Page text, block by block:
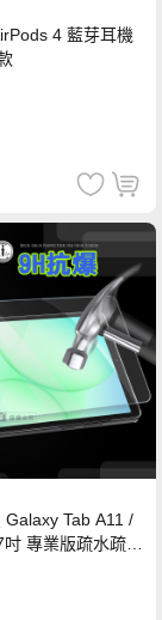
4 藍芽耳機
Galaxy Tab A11 /
專業版疏水疏油